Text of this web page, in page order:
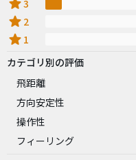
star3
star 2
star 1
カテゴリ別の評価
飛距離
方向安定性
操作性
フィーリング